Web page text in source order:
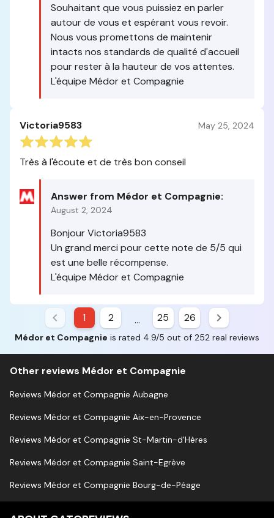
Souhaitant que vous puissiez en parler
autour de vous et espérant vous revoir.
Nous vous promettons de maintenir
intacts nos standards de qualité d'accueil
pour rester à la hauteur de vos attentes.
L'équipe Médor et Compagnie
Victoria9583 May 25, 2024
Très à l'écoute et de très bon conseil
Answer from Médor et Compagnie:
August 2, 2024
Bonjour Victoria9583
Un grand merci pour cette note de 5/5 qui
est une belle récompense.
L'équipe Médor et Compagnie
1 2 ... 25 26
Médor et Compagnie is rated 4.9/5 out of 252 real reviews
Other reviews Médor et Compagnie
Reviews Médor et Compagnie Aubagne
Reviews Médor et Compagnie Aix-en-Provence
Reviews Médor et Compagnie St-Martin-d'Hères
Reviews Médor et Compagnie Saint-Egrève
Reviews Médor et Compagnie Bourg-de-Péage